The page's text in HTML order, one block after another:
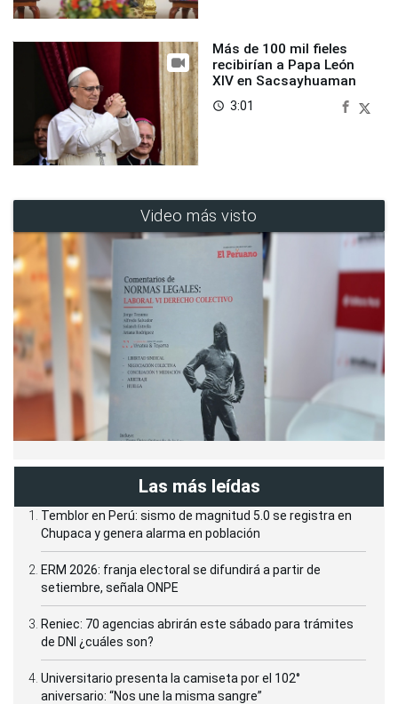
Más de 100 mil fieles
recibirían a Papa León
XIV en Sacsayhuaman
access_time 3:01
Video más visto
Las más leídas
Temblor en Perú: sismo de magnitud 5.0 se registra en
Chupaca y genera alarma en población
ERM 2026: franja electoral se difundirá a partir de
setiembre, señala ONPE
Reniec: 70 agencias abrirán este sábado para trámites
de DNI ¿cuáles son?
Universitario presenta la camiseta por el 102°
aniversario: “Nos une la misma sangre”